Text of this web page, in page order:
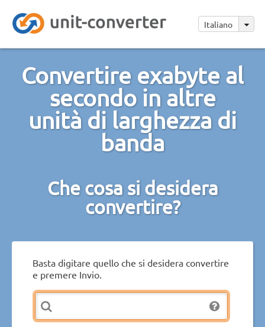
Italiano
Convertire exabyte al
secondo in altre
unità di larghezza di
banda
Che cosa si desidera
convertire?
Basta digitare quello che si desidera convertire
e premere Invio.